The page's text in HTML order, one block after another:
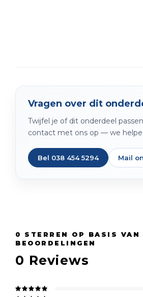
Vragen over dit
Twijfel je of dit onderdeel
contact met ons op — we
Bel 038 454 5294 Mail
0 STERREN OP BASIS VAN
BEOORDELINGEN
0 Reviews